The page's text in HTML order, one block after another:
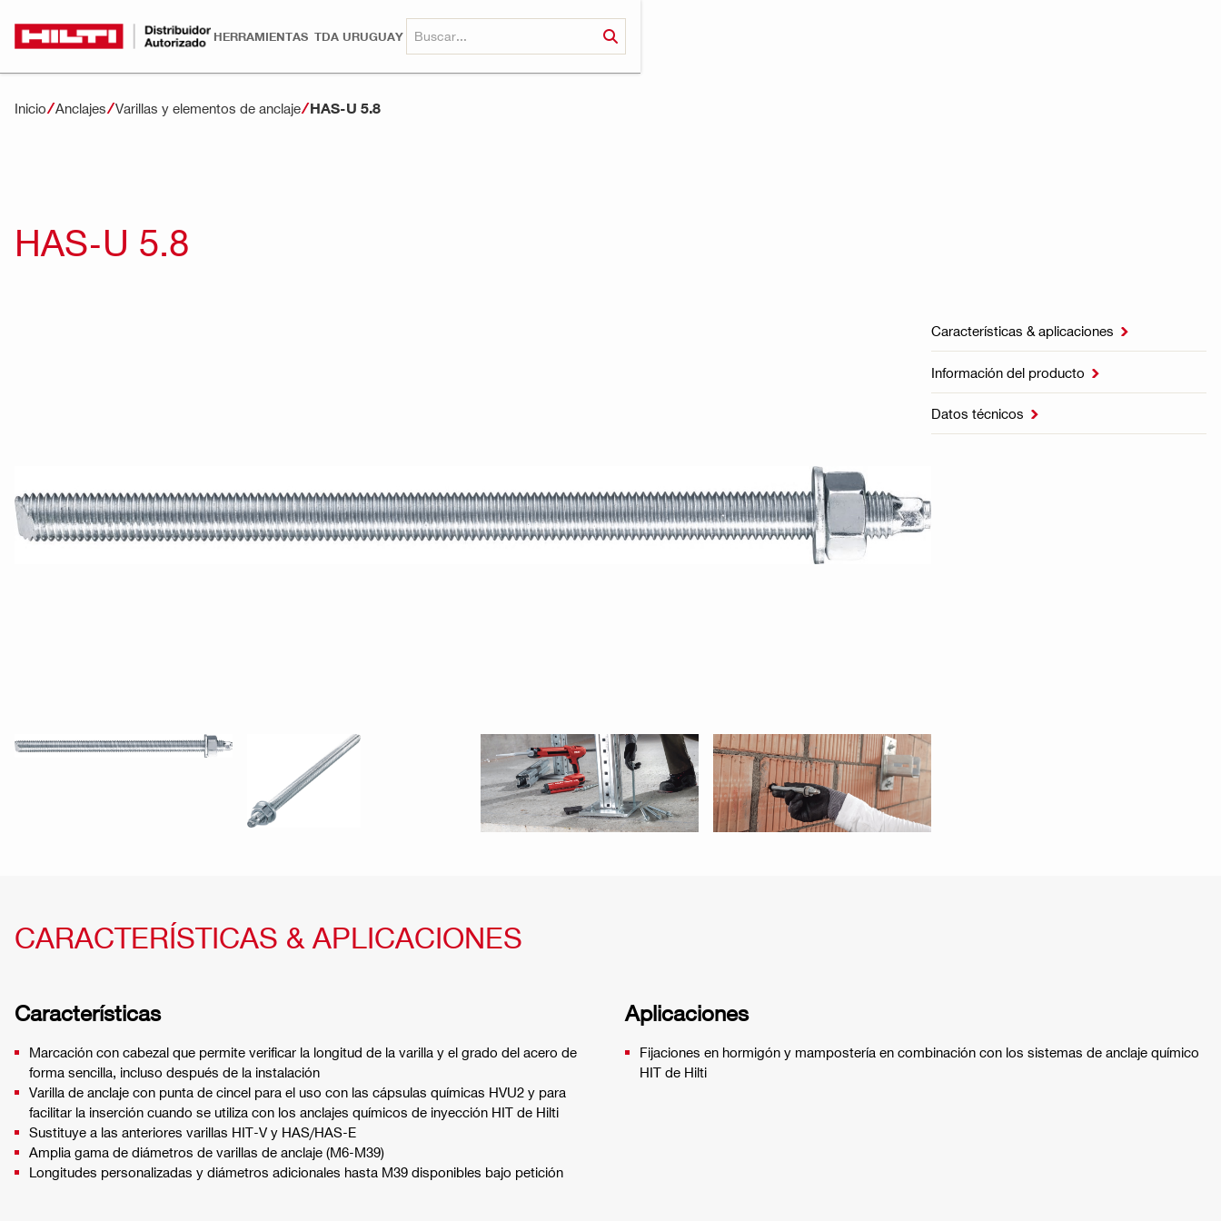
HERRAMIENTAS TDA URUGUAY
Inicio Anclajes Varillas y elementos de anclaje HAS-U 5.8
HAS-U 5.8
Características & aplicaciones 
Información del producto 
Datos técnicos 
CARACTERÍSTICAS & APLICACIONES
Características
Marcación con cabezal que permite verificar la longitud de la varilla y el grado del acero de
forma sencilla, incluso después de la instalación
Varilla de anclaje con punta de cincel para el uso con las cápsulas químicas HVU2 y para
facilitar la inserción cuando se utiliza con los anclajes químicos de inyección HIT de Hilti
Sustituye a las anteriores varillas HIT-V y HAS/HAS-E
Amplia gama de diámetros de varillas de anclaje (M6-M39)
Longitudes personalizadas y diámetros adicionales hasta M39 disponibles bajo petición
Aplicaciones
Fijaciones en hormigón y mampostería en combinación con los sistemas de anclaje químico
HIT de Hilti